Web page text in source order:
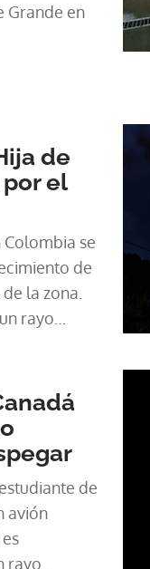
Grande en
de
el
Colombia se
de
la zona.
rayo
Ríos,
(ENS )
contó
mensaje
Air
le
de
avión
rayo